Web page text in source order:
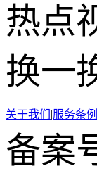
热点
换一
关于我们 |服务条例
备案